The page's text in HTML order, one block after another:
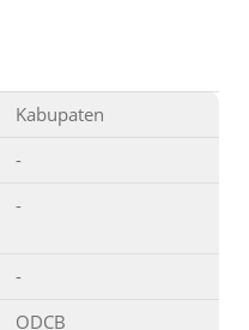
Kabupaten
-
-
-
ODCB